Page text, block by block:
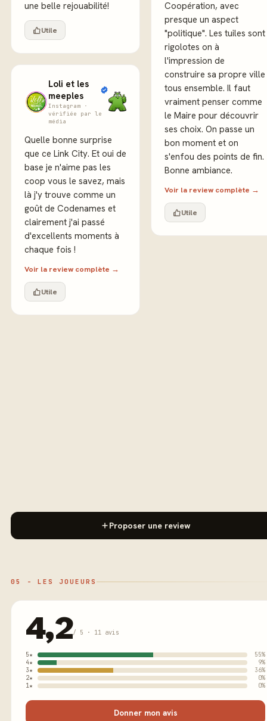
une belle rejouabilité!
Utile
Loli et les
meeples
Instagram ·
vérifiée par le
média
Quelle bonne surprise
que ce Link City. Et oui de
base je n'aime pas les
coop vous le savez, mais
là j'y trouve comme un
goût de Codenames et
clairement j'ai passé
d'excellents moments à
chaque fois !
Voir la review complète →
Utile
Coopération, avec
presque un aspect
"politique". Les tuiles sont
rigolotes on à
l'impression de
construire sa propre ville
tous ensemble. Il faut
vraiment penser comme
le Maire pour découvrir
ses choix. On passe un
bon moment et on
s'enfou des points de fin.
Bonne ambiance.
Voir la review complète →
Utile
Proposer une review
05 - LES JOUEURS
4,2/ 5 · 11 avis
5★
55%
4★
9%
3★
36%
2★
0%
1★
0%
Donner mon avis